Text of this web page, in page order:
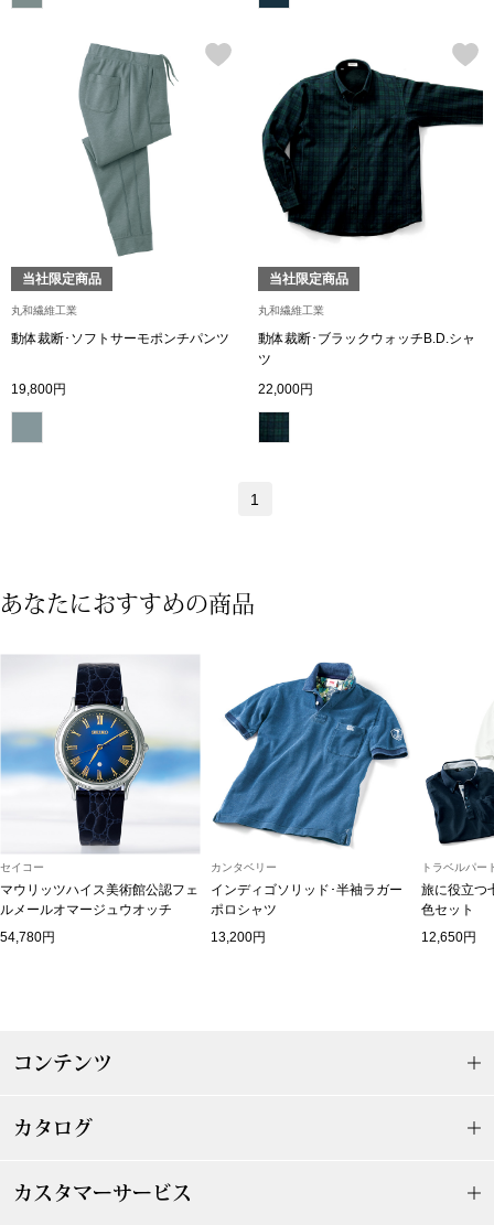
BOGARD 最新号はこちら
ランド
集
タログ
／チュニック
ダーウェア
ン雑貨
ルーム･アン
ルームウェア
アンダーウェア
ボディバッグ
リュック･バッ
ボストンバッグ
スーツケース
当社限定商品
丸和繊維工業
動体裁断･ソフトサーモポンチパンツ
19,800円
当社限定商品
丸和繊維工業
動体裁断･ブラックウォッチB.D.シャ
ツ
22,000円
1
あなたにおすすめの商品
セイコー
マウリッツハイス美術館公認フェ
ルメールオマージュウオッチ
54,780円
カンタベリー
インディゴソリッド･半袖ラガー
ポロシャツ
13,200円
トラベルパー
旅に役立つ
色セット
12,650円
コンテンツ
カタログ
カスタマーサービス